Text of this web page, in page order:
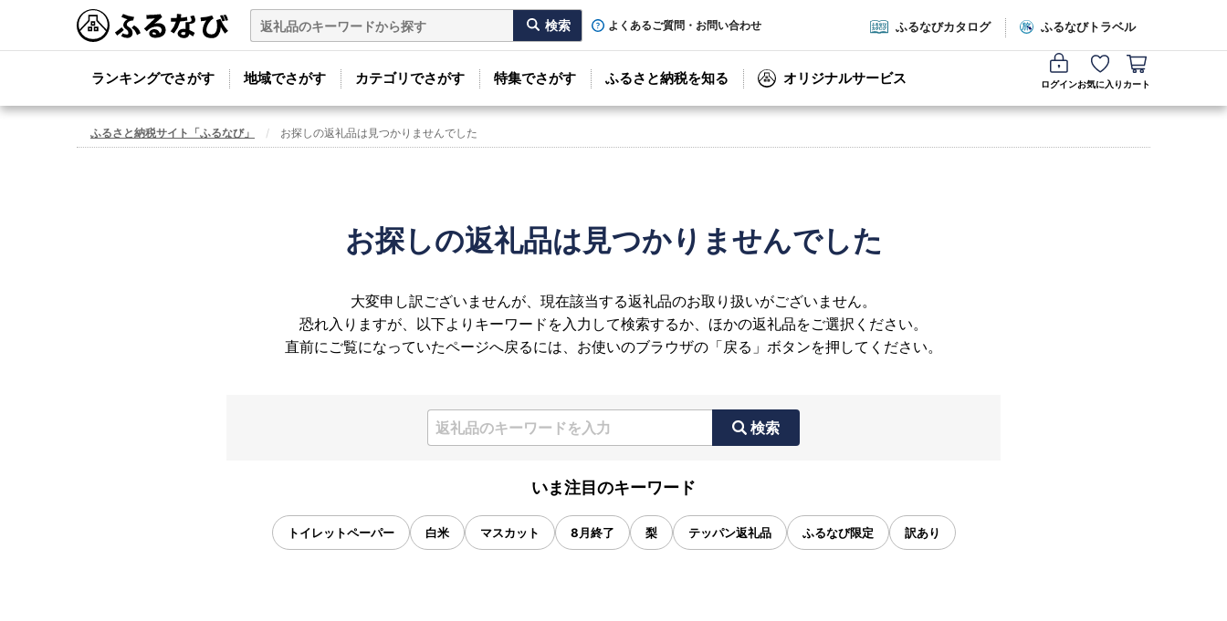
よくあるご質問・お問い合わせ ふるなびカタログ ふるなびトラベル
ランキングでさがす 地域でさがす カテゴリでさがす 特集でさがす ふるさと納税を知る オリジナルサービス ログインお気に入り カート
ふるさと納税サイト「ふるなび」 お探しの返礼品は見つかりませんでした
お探しの返礼品は見つかりませんでした
大変申し訳ございませんが、現在該当する返礼品のお取り扱いがございません。
恐れ入りますが、以下よりキーワードを入力して検索するか、ほかの返礼品をご選択ください。
直前にご覧になっていたページへ戻るには、お使いのブラウザの「戻る」ボタンを押してください。
検索
いま注目のキーワード
トイレットペーパー 白米 マスカット 8月終了 梨 テッパン返礼品 ふるなび限定 訳あり